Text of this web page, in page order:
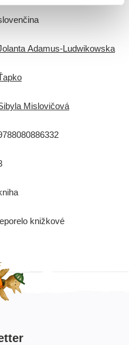
Adamus-Ludwikowska
Mislovičová
knižkové